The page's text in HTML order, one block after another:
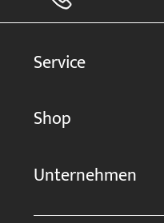
Service
Shop
Unternehmen